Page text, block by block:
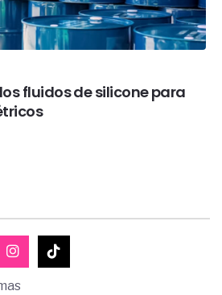
fluidos de silicone para